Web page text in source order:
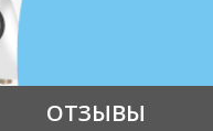
ОТЗЫВЫ